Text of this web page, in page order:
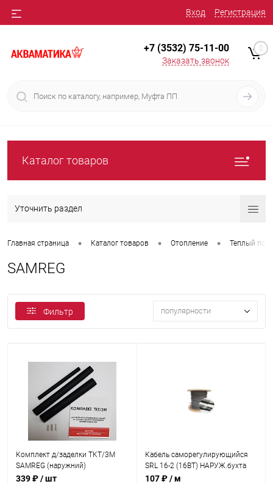
Вход Регистрация
+7 (3532) 75-11-00
Заказать звонок
0
Каталог товаров
Уточнить раздел
Главная страница • Каталог товаров • Отопление • Теплый пол
SAMREG
Фильтр популярности
Комплект д/заделки TKT/3M
SAMREG (наружний)
339 ₽/ шт
Кабель саморегулирующийся
SRL 16-2 (16ВТ) НАРУЖ.бухта
300м
107 ₽/ м